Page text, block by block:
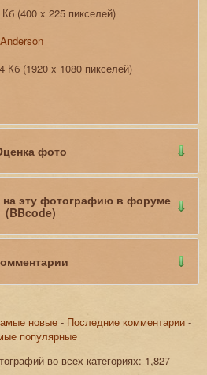
(400 x 225 пикселей)
Кб (1920 x 1080 пикселей)
фото
на эту фотографию в форуме
(BBcode)
JComments
новые - Последние комментарии -
популярные
во всех категориях: 1,827